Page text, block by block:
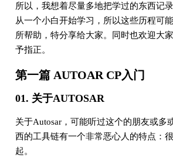
所以，我想着尽量多地把学过的东西记
从一个小白开始学习，所以这些历程可
所帮助，特分享给大家。同时也欢迎大
予指正。
第一篇 AUTOAR CP入门
01. 关于AUTOSAR
关于Autosar，可能听过这个的朋友或多
西的工具链有一个非常恶心人的特点：
起。